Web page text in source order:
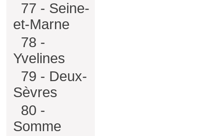
77 - Seine-
et-Marne
78 -
Yvelines
79 - Deux-
Sèvres
80 -
Somme